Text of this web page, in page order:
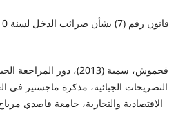
التصريحات الجبائية، مذكرة ماجستير في
الاقتصادية والتجارية، جامعة قاصدي